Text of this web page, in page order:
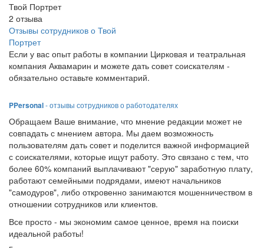
Твой Портрет
2 отзыва
Отзывы сотрудников о Твой
Портрет
Если у вас опыт работы в компании Цирковая и театральная
компания Аквамарин и можете дать совет соискателям -
обязательно оставьте комментарий.
PPersonal- отзывы сотрудников о работодателях
Обращаем Ваше внимание, что мнение редакции может не
совпадать с мнением автора. Мы даем возможность
пользователям дать совет и поделится важной информацией
с соискателями, которые ищут работу. Это связано с тем, что
более 60% компаний выплачивают "серую" заработную плату,
работают семейными подрядами, имеют начальников
"самодуров", либо откровенно занимаются мошенничеством в
отношении сотрудников или клиентов.
Все просто - мы экономим самое ценное, время на поиски
идеальной работы!